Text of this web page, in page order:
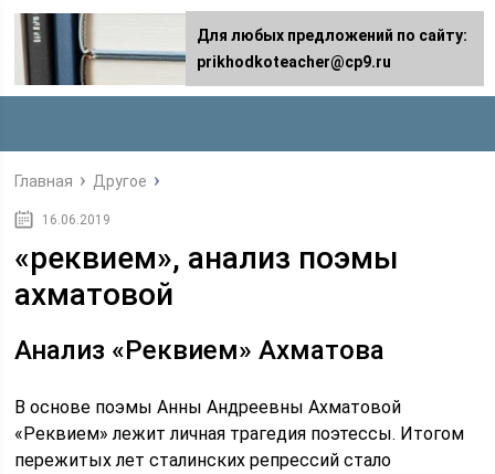
Главная Другое
16.06.2019
«реквием», анализ поэмы
ахматовой
Анализ «Реквием» Ахматова
В основе поэмы Анны Андреевны Ахматовой
«Реквием» лежит личная трагедия поэтессы. Итогом
пережитых лет сталинских репрессий стало
Для любых предложений по сайту:
prikhodkoteacher@cp9.ru